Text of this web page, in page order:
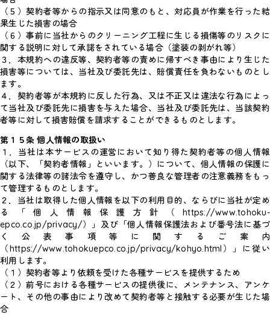
（５）契約者等からの指示又は同意のもと、対応員が作業を行った結
果生じた損害の場合
（６）事前に当社からのクリーニング工程に生じる損傷等のリスクに
関する説明に対して承諾をされている場合（塗装の剥がれ等）
３．本規約への違反等、契約者等の責めに帰すべき事由により生じた
損害等については、当社及び委託先は、賠償責任を負わないものとし
ます。
４．契約者等が本規約に反した行為、又は不正又は違法な行為によっ
て当社及び委託先に損害を与えた場合、当社及び委託先は、当該契約
者等に対して損害賠償を請求することができるものとします。
第１５条 個人情報の取扱い
１．当社は本サービスの運営において知り得た契約者等の個人情報
（以下、「契約者情報」といいます。）について、個人情報の保護に
関する法律等の諸法令を遵守し、かつ善良な管理者の注意義務をもっ
て管理するものとします。
２．当社は取得した個人情報を以下の利用目的、ならびに当社が定め
る「個人情報保護方針（https://www.tohoku-
epco.co.jp/privacy/）」及び「個人情報保護法および番号法に基づ
く公表事項等に関するご案内
（https://www.tohokuepco.co.jp/privacy/kohyo.html）」に従い
利用します。
（１）契約者等より依頼を受けた各種サービスを提供するため
（２）前号における各種サービスの提供後に、メンテナンス、アンケ
ート、その他の事由により改めて契約者等と接触する必要が生じた場
合